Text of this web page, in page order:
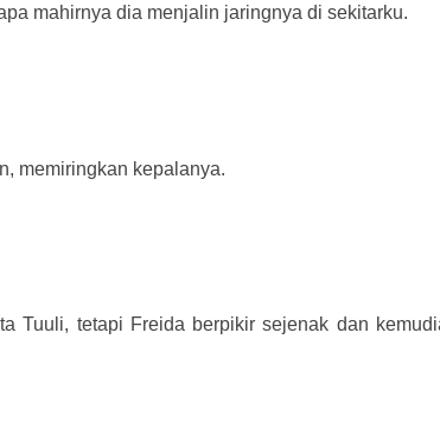
mahirnya dia menjalin jaringnya di sekitarku.
memiringkan kepalanya.
Tuuli, tetapi Freida berpikir sejenak dan